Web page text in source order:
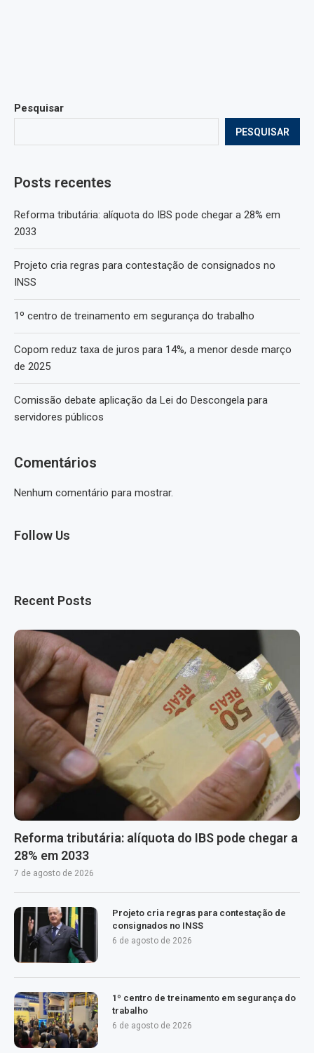
Pesquisar
PESQUISAR
Posts recentes
Reforma tributária: alíquota do IBS pode chegar a 28% em
2033
Projeto cria regras para contestação de consignados no
INSS
1º centro de treinamento em segurança do trabalho
Copom reduz taxa de juros para 14%, a menor desde março
de 2025
Comissão debate aplicação da Lei do Descongela para
servidores públicos
Comentários
Nenhum comentário para mostrar.
Follow Us
Recent Posts
Reforma tributária: alíquota do IBS pode chegar a
28% em 2033
7 de agosto de 2026
Projeto cria regras para contestação de
consignados no INSS
6 de agosto de 2026
1º centro de treinamento em segurança do
trabalho
6 de agosto de 2026